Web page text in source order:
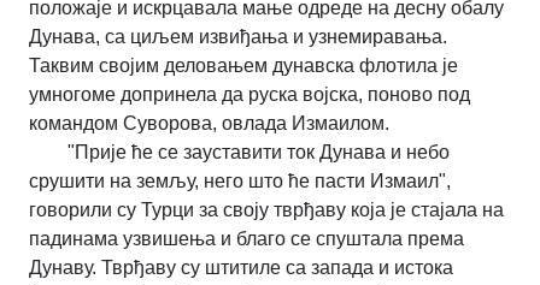
положаје и искрцавала мање одреде на десну обалу
Дунава, са циљем извиђања и узнемиравања.
Таквим својим деловањем дунавска флотила је
умногоме допринела да руска војска, поново под
командом Суворова, овлада Измаилом.
"Прије ће се зауставити ток Дунава и небо
срушити на земљу, него што ће пасти Измаил",
говорили су Турци за своју тврђаву која је стајала на
падинама узвишења и благо се спуштала према
Дунаву. Тврђаву су штитиле са запада и истока